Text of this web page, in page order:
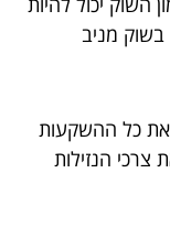
מניב
את כל ההשקעות
הנזילות